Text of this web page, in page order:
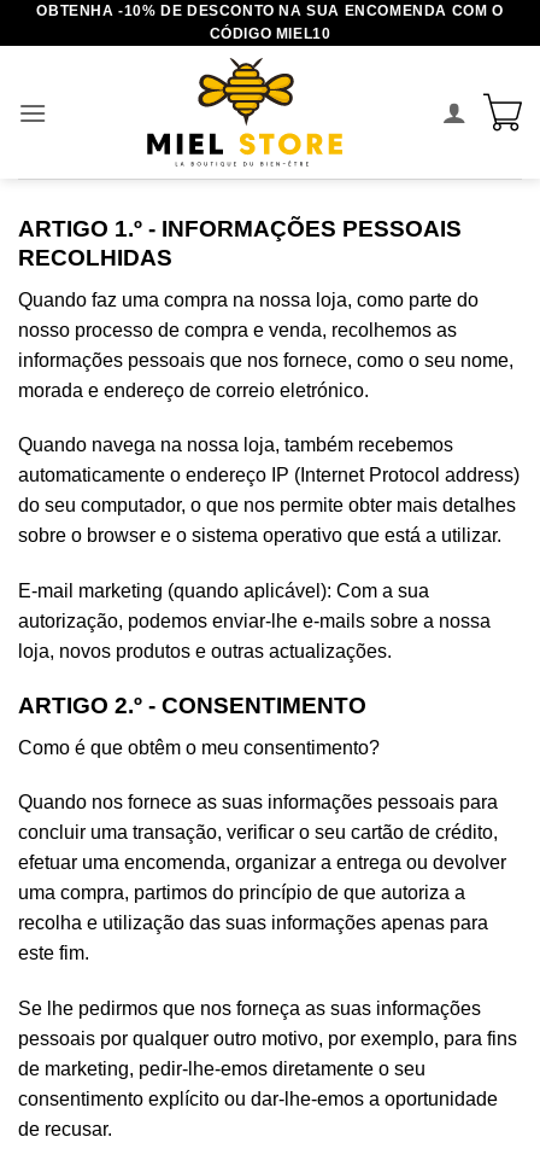
Saltar
para
conteúdo
OBTENHA -10% DE DESCONTO NA SUA ENCOMENDA COM O
CÓDIGO MIEL10
ARTIGO 1.º - INFORMAÇÕES PESSOAIS
RECOLHIDAS
Quando faz uma compra na nossa loja, como parte do
nosso processo de compra e venda, recolhemos as
informações pessoais que nos fornece, como o seu nome,
morada e endereço de correio eletrónico.
Quando navega na nossa loja, também recebemos
automaticamente o endereço IP (Internet Protocol address)
do seu computador, o que nos permite obter mais detalhes
sobre o browser e o sistema operativo que está a utilizar.
E-mail marketing (quando aplicável): Com a sua
autorização, podemos enviar-lhe e-mails sobre a nossa
loja, novos produtos e outras actualizações.
ARTIGO 2.º - CONSENTIMENTO
Como é que obtêm o meu consentimento?
Quando nos fornece as suas informações pessoais para
concluir uma transação, verificar o seu cartão de crédito,
efetuar uma encomenda, organizar a entrega ou devolver
uma compra, partimos do princípio de que autoriza a
recolha e utilização das suas informações apenas para
este fim.
Se lhe pedirmos que nos forneça as suas informações
pessoais por qualquer outro motivo, por exemplo, para fins
de marketing, pedir-lhe-emos diretamente o seu
consentimento explícito ou dar-lhe-emos a oportunidade
de recusar.